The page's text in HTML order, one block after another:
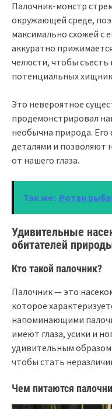
Палочник-монстр
окружающей среде,
максимально схожей с
аккуратно
челюсти, чтобы
потенциальных
Это невероятное
продемонстрировал
необычна природа.
деталями и позволяют
от нашего глаза.
Так же: Ротан
Удивительные
обитателей
Кто такой палочник?
Палочник — это
которое
напоминающими
имеют глаза, усики и
удивительным
чтобы стать
Чем питаются